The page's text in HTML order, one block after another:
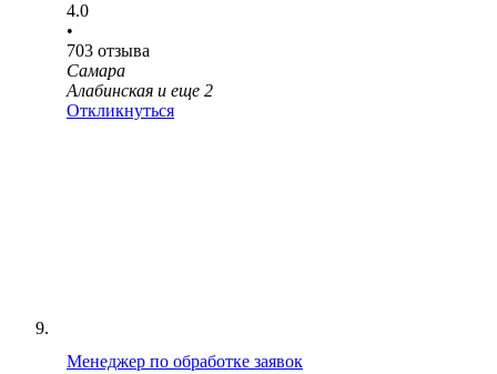
4.0
•
703 отзыва
Самара
Алабинская и еще 2
Откликнуться
Менеджер по обработке заявок